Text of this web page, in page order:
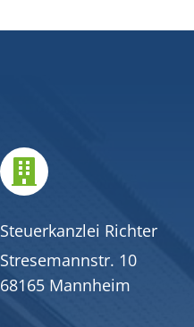

Steuerkanzlei Richter
Stresemannstr. 10
68165 Mannheim